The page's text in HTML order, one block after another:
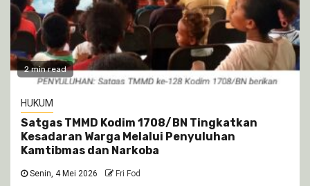
2 min read
HUKUM
Satgas TMMD Kodim 1708/BN Tingkatkan
Kesadaran Warga Melalui Penyuluhan
Kamtibmas dan Narkoba
Senin, 4 Mei 2026 Fri Fod